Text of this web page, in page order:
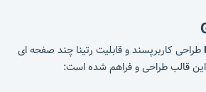
طراحی کاربرپسند و قابلیت رتینا چند صفحه ای
قالب طراحی و فراهم شده است: